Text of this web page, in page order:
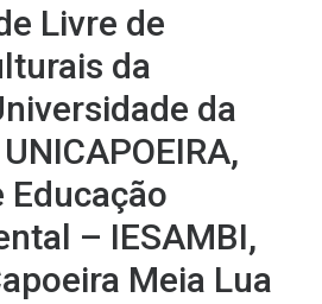
Livre de
da
da
– IESAMBI,
Meia Lua